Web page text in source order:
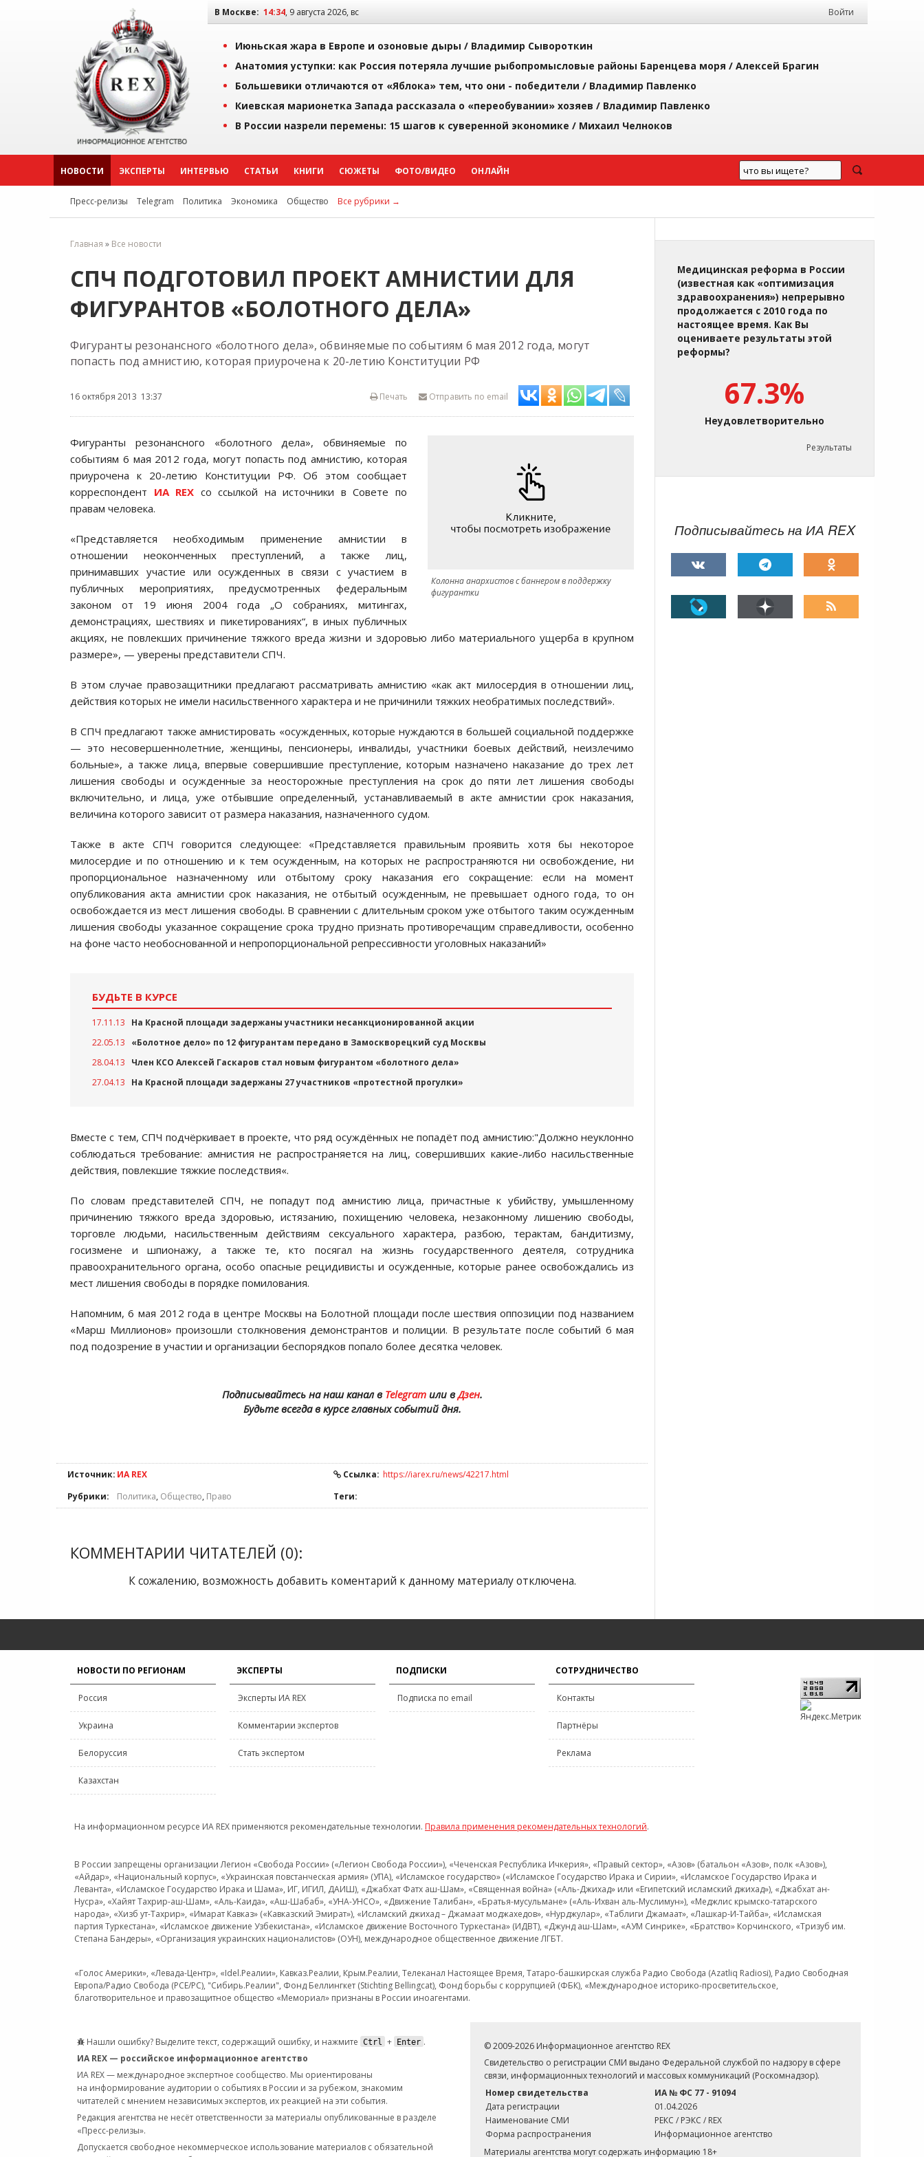
В Москве: 14:34, 9 августа 2026, вс Войти
Июньская жара в Европе и озоновые дыры / Владимир Сывороткин
Анатомия уступки: как Россия потеряла лучшие рыбопромысловые районы Баренцева моря / Алексей Брагин
Большевики отличаются от «Яблока» тем, что они - победители / Владимир Павленко
Киевская марионетка Запада рассказала о «переобувании» хозяев / Владимир Павленко
В России назрели перемены: 15 шагов к суверенной экономике / Михаил Челноков
НОВОСТИ ЭКСПЕРТЫ ИНТЕРВЬЮ СТАТЬИ КНИГИ СЮЖЕТЫ ФОТО/ВИДЕО ОНЛАЙН
Пресс-релизы Telegram Политика Экономика Общество Все рубрики →
Главная » Все новости
СПЧ ПОДГОТОВИЛ ПРОЕКТ АМНИСТИИ ДЛЯ
ФИГУРАНТОВ «БОЛОТНОГО ДЕЛА»
Фигуранты резонансного «болотного дела», обвиняемые по событиям 6 мая 2012 года, могут
попасть под амнистию, которая приурочена к 20-летию Конституции РФ
16 октября 2013 13:37 Отправить по email
Печать
Колонна анархистов с баннером в поддержку
фигурантки
Фигуранты резонансного «болотного дела», обвиняемые по
событиям 6 мая 2012 года, могут попасть под амнистию, которая
приурочена к 20-летию Конституции РФ. Об этом сообщает
корреспондент ИА REX со ссылкой на источники в Совете по
правам человека.
«Представляется необходимым применение амнистии в
отношении неоконченных преступлений, а также лиц,
принимавших участие или осужденных в связи с участием в
публичных мероприятиях, предусмотренных федеральным
законом от 19 июня 2004 года „О собраниях, митингах,
демонстрациях, шествиях и пикетированиях“, в иных публичных
акциях, не повлекших причинение тяжкого вреда жизни и здоровью либо материального ущерба в крупном
размере», — уверены представители СПЧ.
В этом случае правозащитники предлагают рассматривать амнистию «как акт милосердия в отношении лиц,
действия которых не имели насильственного характера и не причинили тяжких необратимых последствий».
В СПЧ предлагают также амнистировать «осужденных, которые нуждаются в большей социальной поддержке
— это несовершеннолетние, женщины, пенсионеры, инвалиды, участники боевых действий, неизлечимо
больные», а также лица, впервые совершившие преступление, которым назначено наказание до трех лет
лишения свободы и осужденные за неосторожные преступления на срок до пяти лет лишения свободы
включительно, и лица, уже отбывшие определенный, устанавливаемый в акте амнистии срок наказания,
величина которого зависит от размера наказания, назначенного судом.
Также в акте СПЧ говорится следующее: «Представляется правильным проявить хотя бы некоторое
милосердие и по отношению и к тем осужденным, на которых не распространяются ни освобождение, ни
пропорциональное назначенному или отбытому сроку наказания его сокращение: если на момент
опубликования акта амнистии срок наказания, не отбытый осужденным, не превышает одного года, то он
освобождается из мест лишения свободы. В сравнении с длительным сроком уже отбытого таким осужденным
лишения свободы указанное сокращение срока трудно признать противоречащим справедливости, особенно
на фоне часто необоснованной и непропорциональной репрессивности уголовных наказаний»
БУДЬТЕ В КУРСЕ
17.11.13
На Красной площади задержаны участники несанкционированной акции
22.05.13
«Болотное дело» по 12 фигурантам передано в Замоскворецкий суд Москвы
28.04.13
Член КСО Алексей Гаскаров стал новым фигурантом «болотного дела»
27.04.13
На Красной площади задержаны 27 участников «протестной прогулки»
Вместе с тем, СПЧ подчёркивает в проекте, что ряд осуждённых не попадёт под амнистию:"Должно неуклонно
соблюдаться требование: амнистия не распространяется на лиц, совершивших какие-либо насильственные
действия, повлекшие тяжкие последствия«.
По словам представителей СПЧ, не попадут под амнистию лица, причастные к убийству, умышленному
причинению тяжкого вреда здоровью, истязанию, похищению человека, незаконному лишению свободы,
торговле людьми, насильственным действиям сексуального характера, разбою, терактам, бандитизму,
госизмене и шпионажу, а также те, кто посягал на жизнь государственного деятеля, сотрудника
правоохранительного органа, особо опасные рецидивисты и осужденные, которые ранее освобождались из
мест лишения свободы в порядке помилования.
Напомним, 6 мая 2012 года в центре Москвы на Болотной площади после шествия оппозиции под названием
«Марш Миллионов» произошли столкновения демонстрантов и полиции. В результате после событий 6 мая
под подозрение в участии и организации беспорядков попало более десятка человек.
Подписывайтесь на наш канал в Telegramили вДзен.
Будьте всегда в курсе главных событий дня.
Источник: ИА REX Ссылка: https://iarex.ru/news/42217.html
Рубрики:
Политика, Общество, Право Теги:
КОММЕНТАРИИ ЧИТАТЕЛЕЙ (0):
К сожалению, возможность добавить коментарий к данному материалу отключена.
Медицинская реформа в России
(известная как «оптимизация
здравоохранения») непрерывно
продолжается с 2010 года по
настоящее время. Как Вы
оцениваете результаты этой
реформы?
67.3%
Неудовлетворительно
Результаты
Подписывайтесь на ИА REX
НОВОСТИ ПО РЕГИОНАМ
Россия
Украина
Белоруссия
Казахстан
ЭКСПЕРТЫ
Эксперты ИА REX
Комментарии экспертов
Стать экспертом
ПОДПИСКИ
Подписка по email
СОТРУДНИЧЕСТВО
Контакты
Партнёры
Реклама
На информационном ресурсе ИА REX применяются рекомендательные технологии. Правила применения рекомендательных технологий.
В России запрещены организации Легион «Свобода России» («Легион Свобода России»), «Чеченская Республика Ичкерия», «Правый сектор», «Азов» (батальон «Азов», полк «Азов»),
«Айдар», «Национальный корпус», «Украинская повстанческая армия» (УПА), «Исламское государство» («Исламское Государство Ирака и Сирии», «Исламское Государство Ирака и
Леванта», «Исламское Государство Ирака и Шама», ИГ, ИГИЛ, ДАИШ), «Джабхат Фатх аш-Шам», «Священная война» («Аль-Джихад» или «Египетский исламский джихад»), «Джабхат ан-
Нусра», «Хайят Тахрир-аш-Шам», «Аль-Каида», «Аш-Шабаб», «УНА-УНСО», «Движение Талибан», «Братья-мусульмане» («Аль-Ихван аль-Муслимун»), «Меджлис крымско-татарского
народа», «Хизб ут-Тахрир», «Имарат Кавказ» («Кавказский Эмират»), «Исламский джихад – Джамаат моджахедов», «Нурджулар», «Таблиги Джамаат», «Лашкар-И-Тайба», «Исламская
партия Туркестана», «Исламское движение Узбекистана», «Исламское движение Восточного Туркестана» (ИДВТ), «Джунд аш-Шам», «АУМ Синрике», «Братство» Корчинского, «Тризуб им.
Степана Бандеры», «Организация украинских националистов» (ОУН), международное общественное движение ЛГБТ.
«Голос Америки», «Левада-Центр», «Idel.Реалии», Кавказ.Реалии, Крым.Реалии, Телеканал Настоящее Время, Татаро-башкирская служба Радио Свобода (Azatliq Radiosi), Радио Свободная
Европа/Радио Свобода (PCE/PC), "Сибирь.Реалии", Фонд Беллингкет (Stichting Bellingcat), Фонд борьбы с коррупцией (ФБК), «Международное историко-просветительское,
благотворительное и правозащитное общество «Мемориал» признаны в России иноагентами.
Нашли ошибку? Выделите текст, содержащий ошибку, и нажмите Ctrl + Enter .
ИА REX — российское информационное агентство
ИА REX — международное экспертное сообщество. Мы ориентированы
на информирование аудитории о событиях в России и за рубежом, знакомим
читателей с мнением независимых экспертов, их реакцией на эти события.
Редакция агентства не несёт ответственности за материалы опубликованные в разделе
«Пресс-релизы».
Допускается свободное некоммерческое использование материалов с обязательной
© 2009-2026 Информационное агентство REX
Свидетельство о регистрации СМИ выдано Федеральной службой по надзору в сфере
связи, информационных технологий и массовых коммуникаций (Роскомнадзор).
Номер свидетельства
ИА № ФС 77 - 91094
Дата регистрации
01.04.2026
Наименование СМИ
РЕКС / РЭКС / REX
Форма распространения
Информационное агентство
Материалы агентства могут содержать информацию 18+